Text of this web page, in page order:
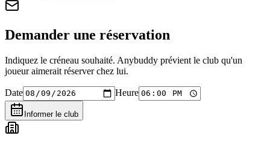
Demander une réservation
Indiquez le créneau souhaité. Anybuddy prévient le club qu'un
joueur aimerait réserver chez lui.
Date Heure
Informer le club